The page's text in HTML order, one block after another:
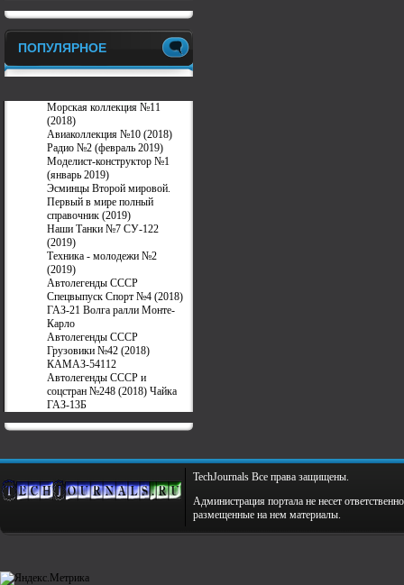
ПОПУЛЯРНОЕ
Морская коллекция №11
(2018)
Авиаколлекция №10 (2018)
Радио №2 (февраль 2019)
Моделист-конструктор №1
(январь 2019)
Эсминцы Второй мировой.
Первый в мире полный
справочник (2019)
Наши Танки №7 СУ-122
(2019)
Техника - молодежи №2
(2019)
Автолегенды СССР
Спецвыпуск Спорт №4 (2018)
ГАЗ-21 Волга ралли Монте-
Карло
Автолегенды СССР
Грузовики №42 (2018)
КАМАЗ-54112
Автолегенды СССР и
соцстран №248 (2018) Чайка
ГАЗ-13Б
TechJournals Все права защищены.
Администрация портала не несет
размещенные на нем материалы.